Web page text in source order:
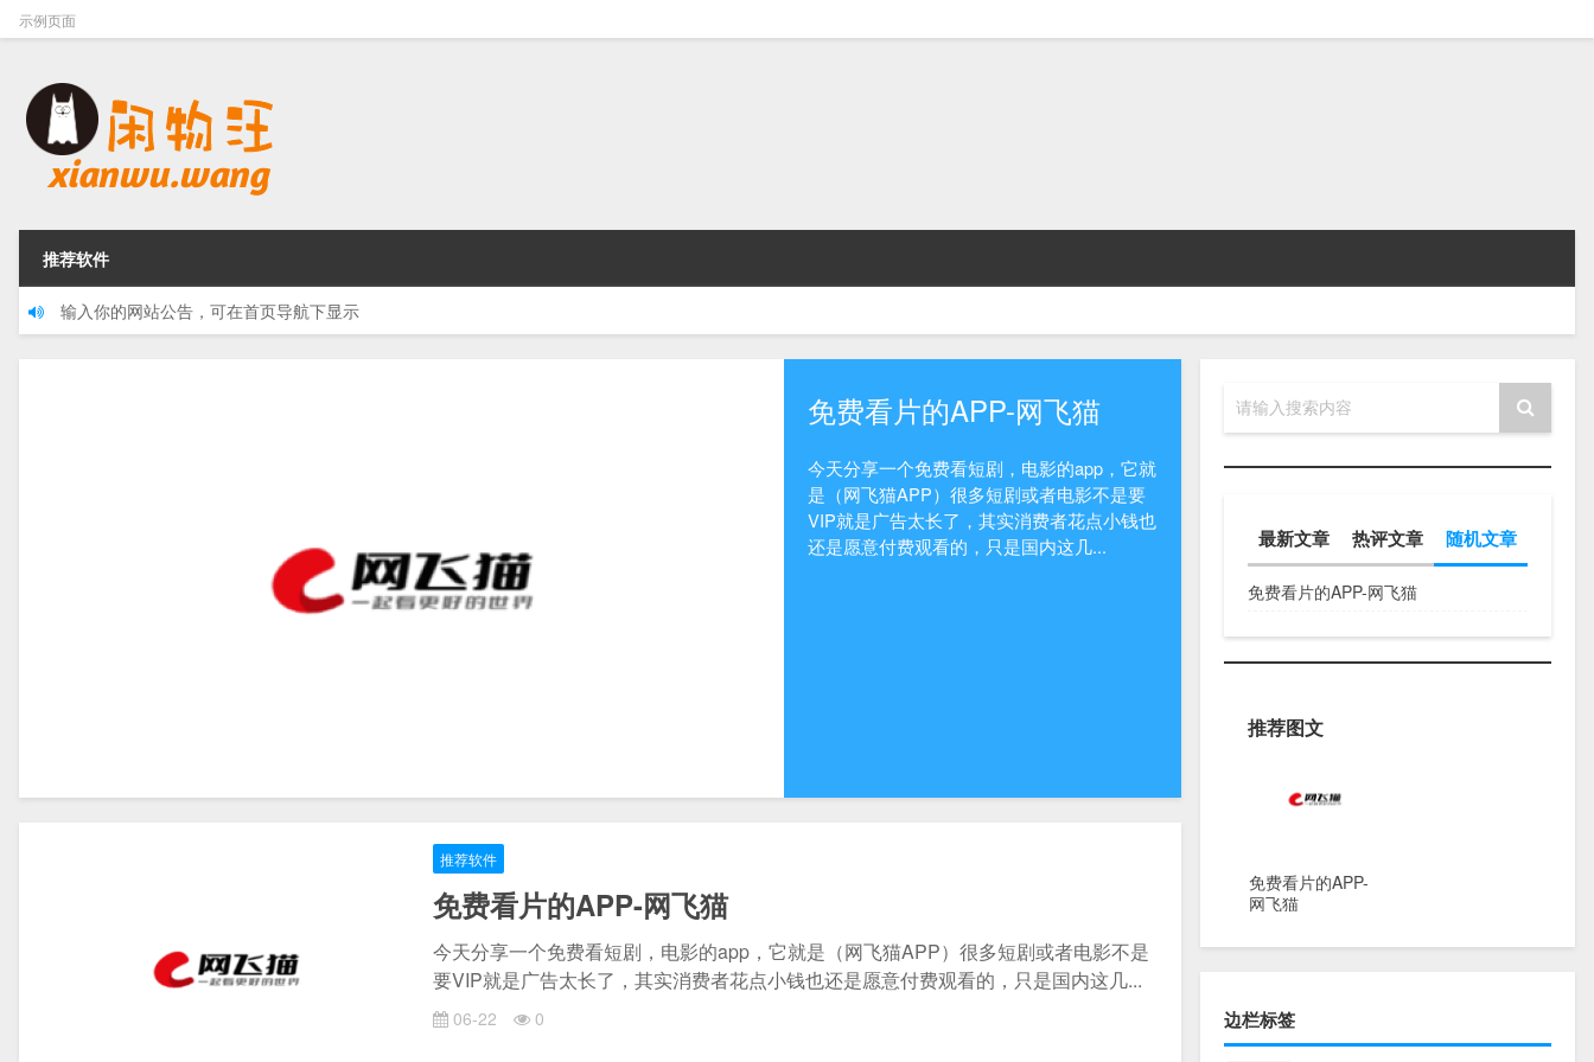
示例页面
推荐软件
输入你的网站公告，可在首页导航下显示
免费看片的APP-网飞猫
今天分享一个免费看短剧，电影的app，它就
是（网飞猫APP）很多短剧或者电影不是要
VIP就是广告太长了，其实消费者花点小钱也
还是愿意付费观看的，只是国内这几...
推荐软件
免费看片的APP-网飞猫
今天分享一个免费看短剧，电影的app，它就是（网飞猫APP）很多短剧或者电影不是
要VIP就是广告太长了，其实消费者花点小钱也还是愿意付费观看的，只是国内这几...
06-22 0
请输入搜索内容
最新文章 热评文章 随机文章
免费看片的APP-网飞猫
推荐图文
免费看片的APP-
网飞猫
边栏标签